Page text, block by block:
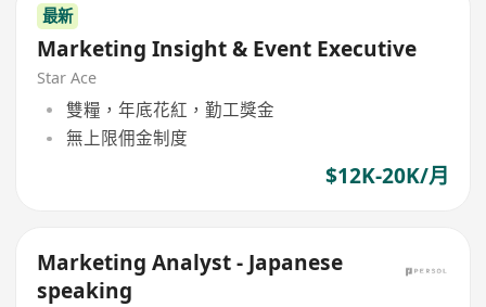
最新
Marketing Insight & Event Executive
Star Ace
雙糧，年底花紅，勤工獎金
無上限佣金制度
$12K-20K/月
Marketing Analyst - Japanese
speaking